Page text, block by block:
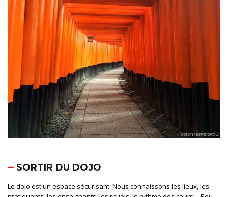
SORTIR DU DOJO
Le dojo est un espace sécurisant. Nous connaissons les lieux, les